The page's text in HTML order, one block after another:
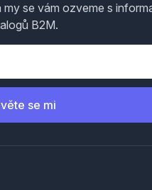
se vám ozveme s
B2M.
se mi